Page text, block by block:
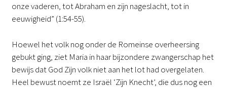
onze vaderen, tot Abraham en zijn nageslacht, tot in
eeuwigheid” (1:54-55).
Hoewel het volk nog onder de Romeinse overheersing
gebukt ging, ziet Maria in haar bijzondere zwangerschap het
bewijs dat God Zijn volk niet aan het lot had overgelaten.
Heel bewust noemt ze Israël ‘Zijn Knecht’, die dus nog een